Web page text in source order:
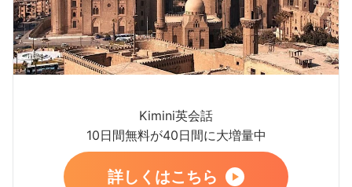
Kimini英会話
10日間無料が40日間に大増量中
詳しくはこちら